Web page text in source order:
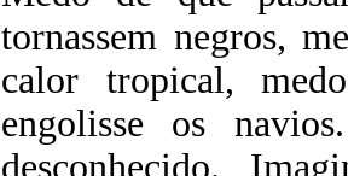
tornassem negros,
calor tropical,
engolisse os
desconhecido.